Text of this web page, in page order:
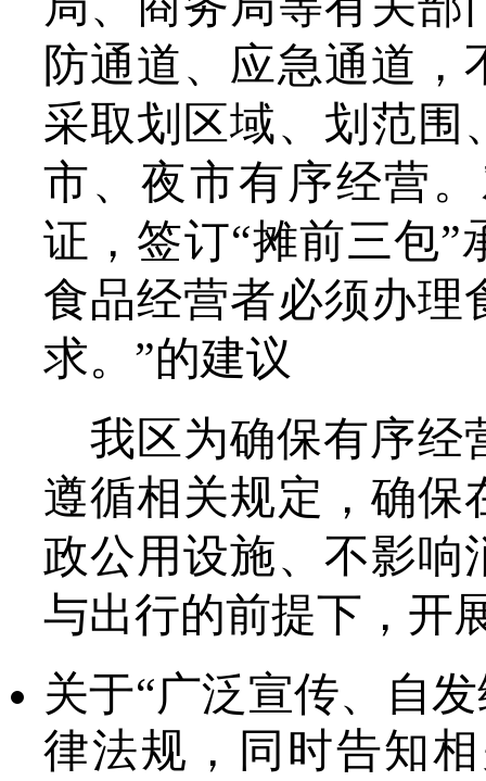
防通道、应急通道
采取划区域、划范围
市、夜市有序经营
证，签订“摊前三包
食品经营者必须办理
求。”的建议
我区为确保有序经
遵循相关规定，确保
政公用设施、不影响
与出行的前提下，开
关于“广泛宣传、自
律法规，同时告知